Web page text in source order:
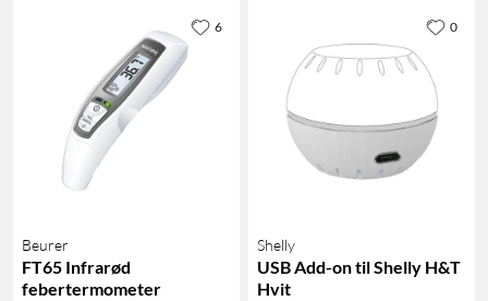
Beurer
FT65 Infrarød
febertermometer
6
Shelly
USB Add-on til Shelly H&T
Hvit
0